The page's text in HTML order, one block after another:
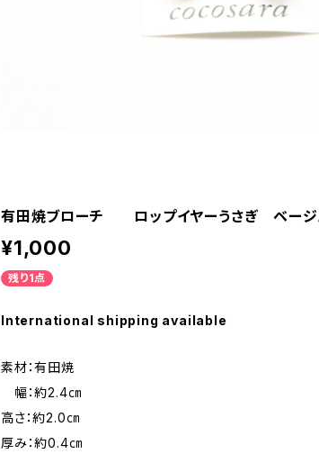
有田焼ブローチ ロップイヤーうさぎ ベージ
¥1,000
残り1点
International shipping available
素材：有田焼
幅：約2.4㎝
高さ：約2.0㎝
厚み：約0.4㎝